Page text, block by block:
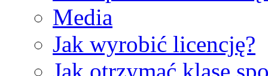
Media
Jak wyrobić licencję?
Jak otrzymać klasę